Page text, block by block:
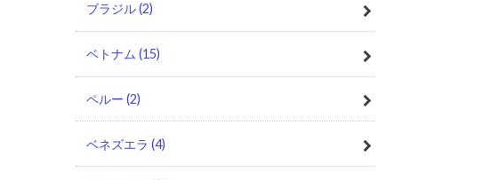
ブラジル(2)
ベトナム (15)
ペルー (2)
ベネズエラ (4)